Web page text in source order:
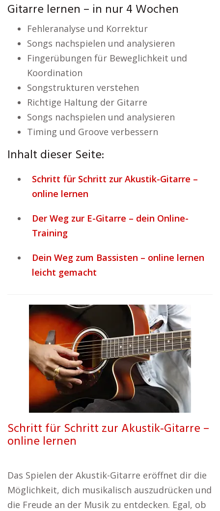
Gitarre lernen – in nur 4 Wochen
Fehleranalyse und Korrektur
Songs nachspielen und analysieren
Fingerübungen für Beweglichkeit und
Koordination
Songstrukturen verstehen
Richtige Haltung der Gitarre
Songs nachspielen und analysieren
Timing und Groove verbessern
Inhalt dieser Seite:
Schritt für Schritt zur Akustik-Gitarre –
online lernen
Der Weg zur E-Gitarre – dein Online-
Training
Dein Weg zum Bassisten – online lernen
leicht gemacht
Schritt für Schritt zur Akustik-Gitarre –
online lernen
Das Spielen der Akustik-Gitarre eröffnet dir die
Möglichkeit, dich musikalisch auszudrücken und
die Freude an der Musik zu entdecken. Egal, ob